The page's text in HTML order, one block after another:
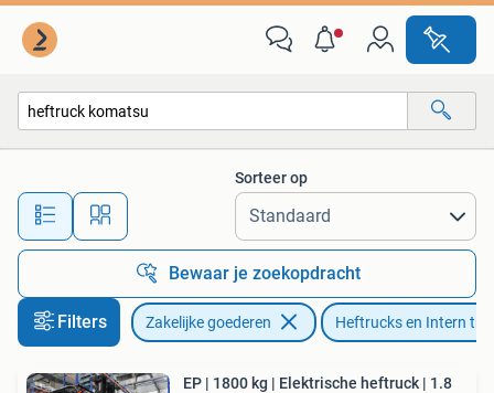
Alle afstanden…
Sorteer op
Bewaar je zoekopdracht
Filters Zakelijke goederen Heftrucks en Intern
EP | 1800 kg | Elektrische heftruck | 1.8